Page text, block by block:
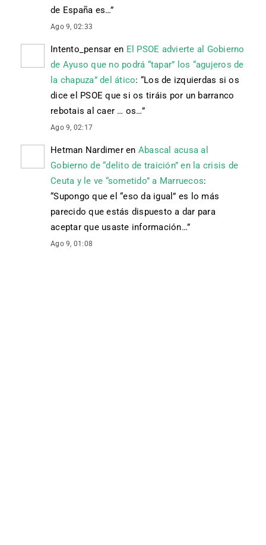
de España es…”
Ago 9, 02:33
Intento_pensar en El PSOE advierte al Gobierno
de Ayuso que no podrá “tapar” los “agujeros de
la chapuza” del ático: “Los de izquierdas si os
dice el PSOE que si os tiráis por un barranco
rebotais al caer … os…”
Ago 9, 02:17
Hetman Nardimeren Abascal acusa al
Gobierno de “delito de traición” en la crisis de
Ceuta y le ve “sometido” a Marruecos:
“Supongo que el “eso da igual” es lo más
parecido que estás dispuesto a dar para
aceptar que usaste información…”
Ago 9, 01:08